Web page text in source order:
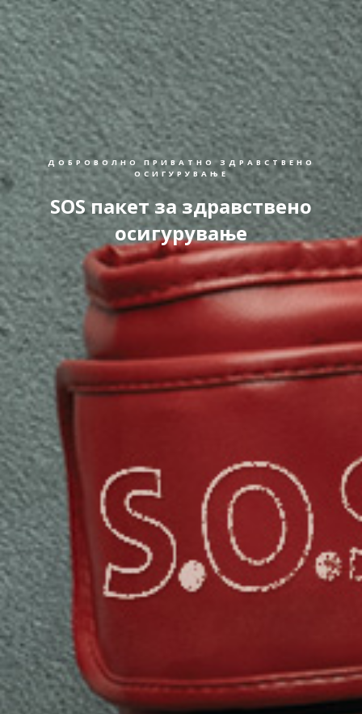
ДОБРОВОЛНО ПРИВАТНО ЗДРАВСТВЕНО
ОСИГУРУВАЊЕ
SOS пакет за здравствено
осигурување